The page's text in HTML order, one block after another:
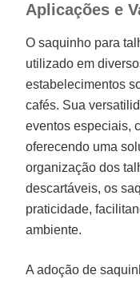
Aplicações e
O saquinho para
utilizado em
estabelecimentos
cafés. Sua
eventos especiais,
oferecendo uma
organização dos
descartáveis, os
praticidade,
ambiente.
A adoção de